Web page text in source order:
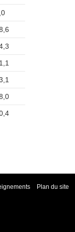
Plan du site